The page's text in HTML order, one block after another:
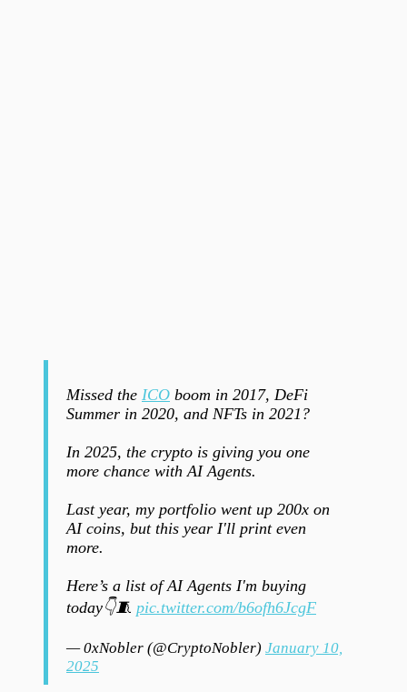
Missed the ICO boom in 2017, DeFi
Summer in 2020, and NFTs in 2021?
In 2025, the crypto is giving you one
more chance with AI Agents.
Last year, my portfolio went up 200x on
AI coins, but this year I'll print even
more.
Here’s a list of AI Agents I'm buying
today👇🧵 pic.twitter.com/b6ofh6JcgF
— 0xNobler (@CryptoNobler) January 10,
2025